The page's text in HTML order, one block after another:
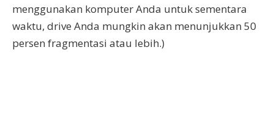
menggunakan komputer Anda untuk sementara
waktu, drive Anda mungkin akan menunjukkan 50
persen fragmentasi atau lebih.)